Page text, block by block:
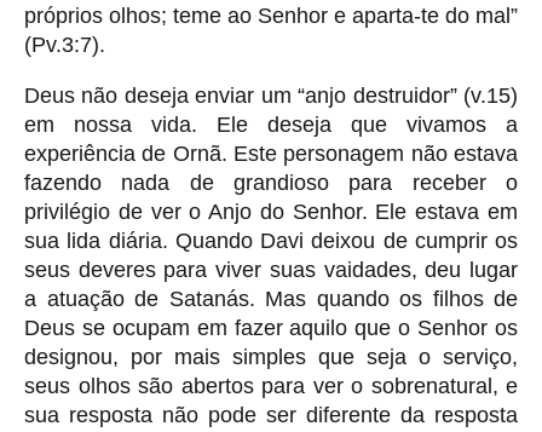
próprios olhos; teme ao Senhor e aparta-te do mal”
(Pv.3:7).
Deus não deseja enviar um “anjo destruidor” (v.15)
em nossa vida. Ele deseja que vivamos a
experiência de Ornã. Este personagem não estava
fazendo nada de grandioso para receber o
privilégio de ver o Anjo do Senhor. Ele estava em
sua lida diária. Quando Davi deixou de cumprir os
seus deveres para viver suas vaidades, deu lugar
a atuação de Satanás. Mas quando os filhos de
Deus se ocupam em fazer aquilo que o Senhor os
designou, por mais simples que seja o serviço,
seus olhos são abertos para ver o sobrenatural, e
sua resposta não pode ser diferente da resposta